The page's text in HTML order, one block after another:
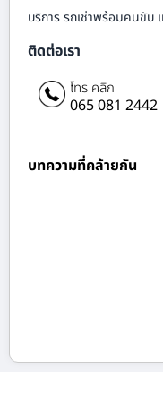
บริการ รถเช่าพร้อมคนขับ
ติดต่อเรา
โทร คลิก
065 081 2442
บทความที่คล้ายกัน